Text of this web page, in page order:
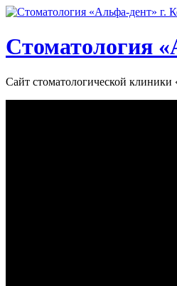
Стоматология
Сайт стоматологической